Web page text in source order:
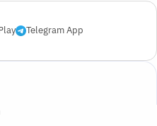
Telegram App